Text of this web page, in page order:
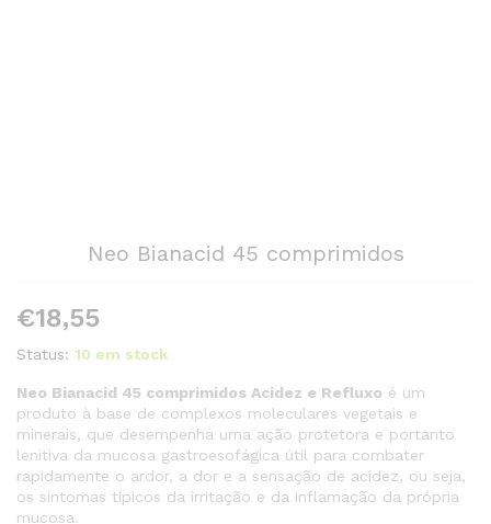
Neo Bianacid 45 comprimidos
€18,55
Status: 10 em stock
Neo Bianacid 45 comprimidos Acidez e Refluxo é um
produto à base de complexos moleculares vegetais e
minerais, que desempenha uma ação protetora e portanto
lenitiva da mucosa gastroesofágica útil para combater
rapidamente o ardor, a dor e a sensação de acidez, ou seja,
os sintomas típicos da irritação e da inflamação da própria
mucosa.